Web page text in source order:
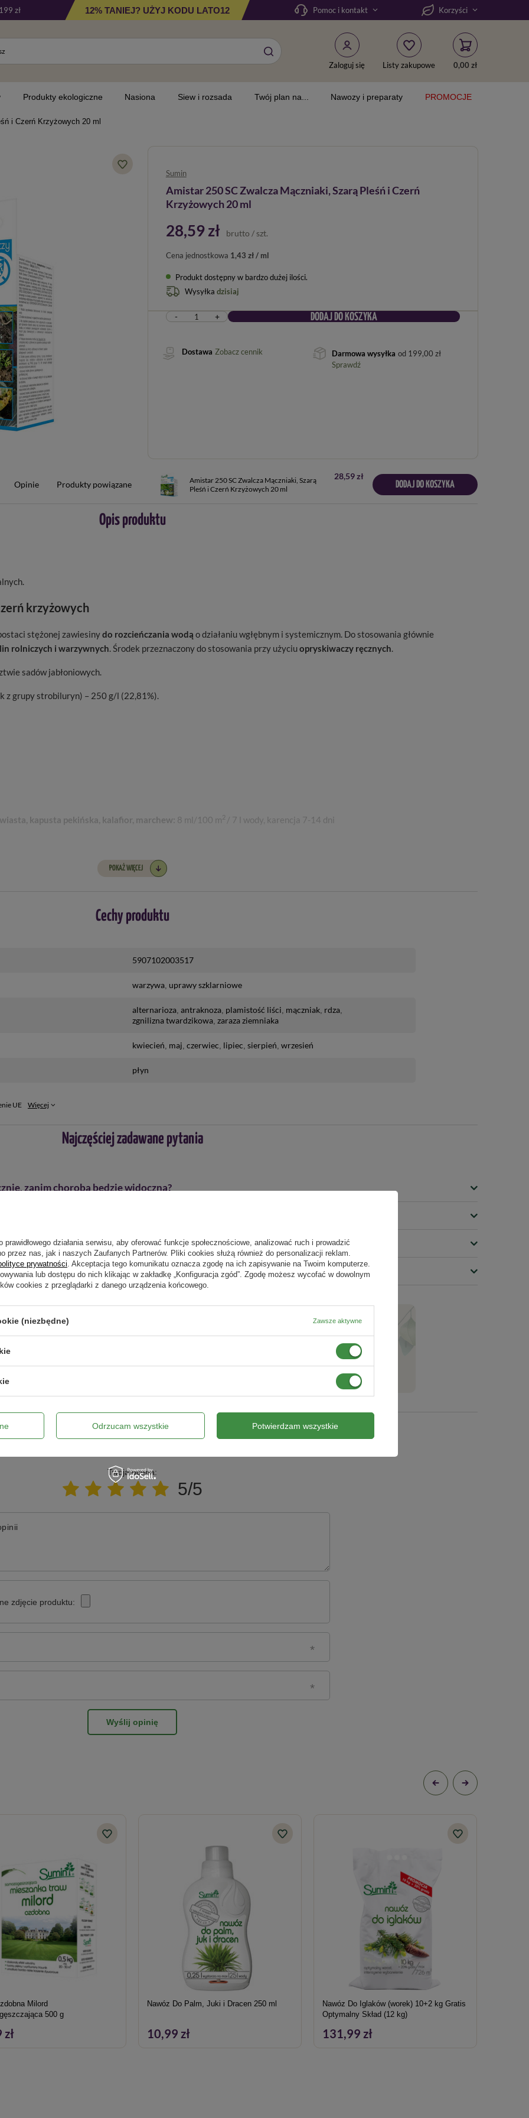
zł 12% TANIEJ? UŻYJ KODU LATO12 Pomoc i kontakt Korzyści
Zaloguj się Listy zakupowe 0,00 zł
Produkty ekologiczne Nasiona Siew i rozsada Twój plan na... Nawozy i preparaty PROMOCJE
i Czerń Krzyżowych 20 ml
Sumin
Amistar 250 SC Zwalcza Mączniaki, Szarą Pleśń i Czerń
Krzyżowych 20 ml
28,59 zł brutto / szt.
Cena jednostkowa 1,43 zł / ml
Produkt dostępny w bardzo dużej ilości
Wysyłka dzisiaj
- + DODAJ DO KOSZYKA
Dostawa Zobacz cennik Darmowa wysyłka od 199,00 zł
Sprawdź
Opinie Produkty powiązane
Amistar 250 SC Zwalcza Mączniaki, Szarą
Pleśń i Czerń Krzyżowych 20 ml
28,59 zł
DODAJ DO KOSZYKA
Opis produktu
krzyżowych
stężonej zawiesinydo rozcieńczania wodą o działaniu wgłębnym i systemicznym. Do stosowania głównie
rolniczych i warzywnych. Środek przeznaczony do stosowania przy użyciuopryskiwaczy ręcznych.
sadów jabłoniowych.
z grupy strobiluryn) – 250 g/l (22,81%).
kapusta pekińska, kalafior, marchew: 8 ml/100 m2 / 7 l wody, karencja 7-14 dni
/ 100 m , karencja 14 dni
cieczy użytkowej na powierzchni roślin.
ilości. Opryskiwać z włączonym mieszadłem.
w mieszadło hydrauliczne, ciecz w zbiorniku mechanicznie wymieszać.
w zbiorniku opryskiwacza.
do wprowadzania środków ochrony roślin do obrotu PL22/15/9335
jedynie osoby pełnoletnie oraz posiadające kwalifikacje wymagane od osób nabywających środki ochrony roślin,
w art.28 ustawy o środkach ochrony roślin z dnia 08.03.2013
POKAŻ WIĘCEJ
Cechy produktu
5907102003517
warzywa uprawy szklarniowe
alternarioza antraknoza plamistość liści mączniak rdza
zgnilizna twardzikowa zaraza ziemniaka
kwiecień maj czerwiec lipiec sierpień wrzesień
płyn
UE Więcej
Najczęściej zadawane pytania
zanim choroba będzie widoczna?
po kilku dniach?
albo szklarni?
pytania?
niewystarczający, prześlij nam swoje pytanie odnośnie
tak szybko jak tylko będzie to możliwe.
Napisz swoją opinię
Twoja ocena:
5/5
zdjęcie produktu:
Wyślij opinię
Milord
500 g
Nawóz Do Palm, Juki i Dracen 250 ml
10,99 zł
Nawóz Do Iglaków (worek) 10+2 kg Gratis
Optymalny Skład (12 kg)
131,99 zł
działania serwisu, aby oferować funkcje społecznościowe, analizować ruch i prowadzić
przez nas, jak i naszych Zaufanych Partnerów. Pliki cookies służą również do personalizacji reklam.
prywatności. Akceptacja tego komunikatu oznacza zgodę na ich zapisywanie na Twoim komputerze.
lub dostępu do nich klikając w zakładkę „Konfiguracja zgód”. Zgodę możesz wycofać w dowolnym
cookies z przeglądarki z danego urządzenia końcowego.
(niezbędne) Zawsze aktywne
Odrzucam wszystkie Potwierdzam wszystkie